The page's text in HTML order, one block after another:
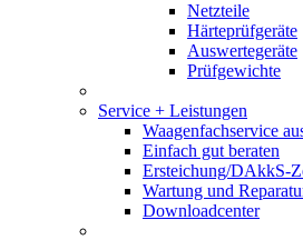
Netzteile
Härteprüfgeräte
Auswertegeräte
Prüfgewichte
Service + Leistungen
Waagenfachservice
Einfach gut beraten
Ersteichung/DAkkS-
Wartung und
Downloadcenter